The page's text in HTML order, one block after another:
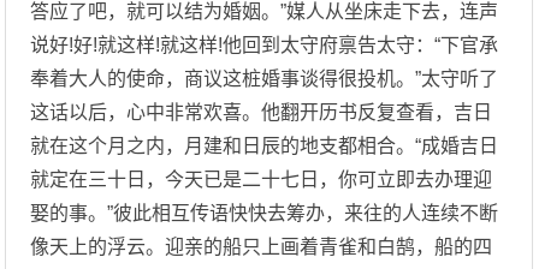
答应了吧，就可以结为婚姻。”媒人从坐床走下去，连声
说好!好!就这样!就这样!他回到太守府禀告太守：“下官承
奉着大人的使命，商议这桩婚事谈得很投机。”太守听了
这话以后，心中非常欢喜。他翻开历书反复查看，吉日
就在这个月之内，月建和日辰的地支都相合。“成婚吉日
就定在三十日，今天已是二十七日，你可立即去办理迎
娶的事。”彼此相互传语快快去筹办，来往的人连续不断
像天上的浮云。迎亲的船只上画着青雀和白鹄，船的四